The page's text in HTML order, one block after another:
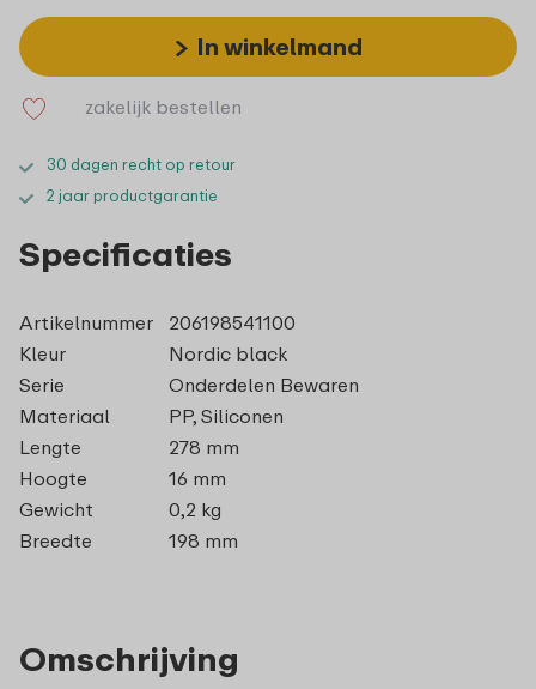
In winkelmand
zakelijk bestellen
30 dagen recht op retour
2 jaar productgarantie
Omschrijving
Specificaties
Artikelnummer
206198541100
Kleur
Nordic black
Serie
Onderdelen Bewaren
Materiaal
PP, Siliconen
Lengte
278 mm
Hoogte
16 mm
Gewicht
0,2 kg
Breedte
198 mm